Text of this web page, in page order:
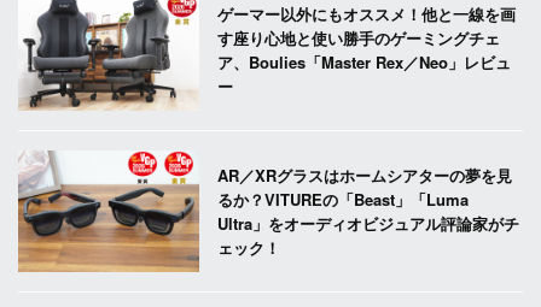
ゲーマー以外にもオススメ！他と一線を画
す座り心地と使い勝手のゲーミングチェ
ア、Boulies「Master Rex／Neo」レビュ
ー
AR／XRグラスはホームシアターの夢を見
るか？VITUREの「Beast」「Luma
Ultra」をオーディオビジュアル評論家がチ
ェック！